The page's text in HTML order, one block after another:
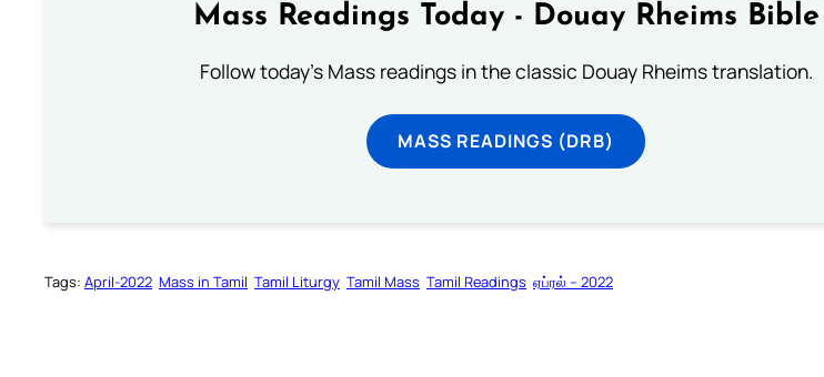
Mass Readings Today - Douay Rheims Bible
Follow today's Mass readings in the classic Douay Rheims translation.
MASS READINGS (DRB)
Tags: April-2022 Mass in Tamil Tamil Liturgy Tamil Mass Tamil Readings ஏப்ரல் – 2022